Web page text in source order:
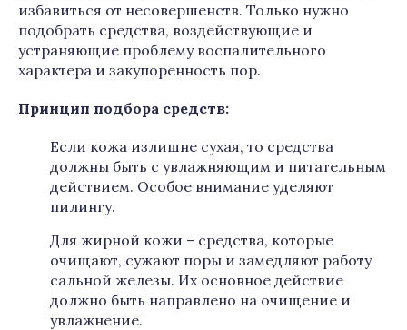
избавиться от несовершенств. Только нужно
подобрать средства, воздействующие и
устраняющие проблему воспалительного
характера и закупоренность пор.
Принцип подбора средств:
Если кожа излишне сухая, то средства
должны быть с увлажняющим и питательным
действием. Особое внимание уделяют
пилингу.
Для жирной кожи – средства, которые
очищают, сужают поры и замедляют работу
сальной железы. Их основное действие
должно быть направлено на очищение и
увлажнение.